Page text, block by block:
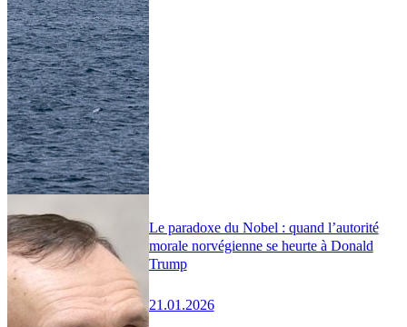
Le paradoxe du Nobel : quand l’autorité
morale norvégienne se heurte à Donald
Trump
21.01.2026